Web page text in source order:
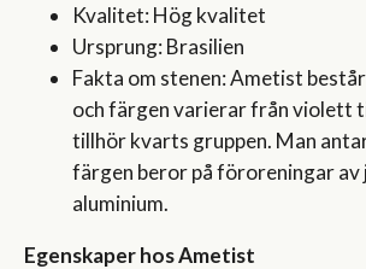
Kvalitet: Hög kvalitet
Ursprung: Brasilien
Fakta om stenen: Ametist
och färgen varierar från violett
tillhör kvarts gruppen. Man
färgen beror på föroreningar av
aluminium.
Egenskaper hos Ametist